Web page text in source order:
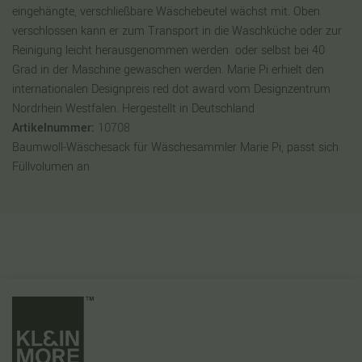
eingehängte, verschließbare Wäschebeutel wächst mit. Oben
verschlossen kann er zum Transport in die Waschküche oder zur
Reinigung leicht herausgenommen werden  oder selbst bei 40
Grad in der Maschine gewaschen werden. Marie Pi erhielt den
internationalen Designpreis red dot award vom Designzentrum
Nordrhein Westfalen. Hergestellt in Deutschland
Artikelnummer: 10708
Baumwoll-Wäschesack für Wäschesammler Marie Pi, passt sich
Füllvolumen an